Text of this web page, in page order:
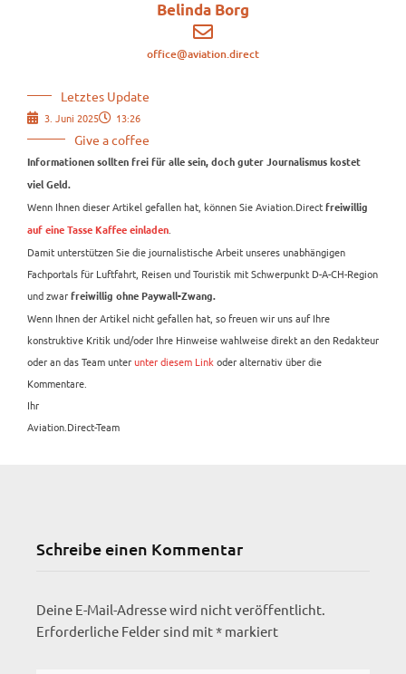
Belinda Borg
office@aviation.direct
Letztes Update
3. Juni 2025 13:26
Give a coffee
Informationen sollten frei für alle sein, doch guter Journalismus kostet
viel Geld.
Wenn Ihnen dieser Artikel gefallen hat, können Sie Aviation.Direct freiwillig
auf eine Tasse Kaffee einladen
Damit unterstützen Sie die journalistische Arbeit unseres unabhängigen
Fachportals für Luftfahrt, Reisen und Touristik mit Schwerpunkt D-A-CH-Region
und zwar freiwillig ohne Paywall-Zwang.
Wenn Ihnen der Artikel nicht gefallen hat, so freuen wir uns auf Ihre
konstruktive Kritik und/oder Ihre Hinweise wahlweise direkt an den Redakteur
oder an das Team unterunter diesem Link oder alternativ über die
Kommentare.
Ihr
Aviation.Direct-Team
Schreibe einen Kommentar
Deine E-Mail-Adresse wird nicht veröffentlicht.
Erforderliche Felder sind mit* markiert